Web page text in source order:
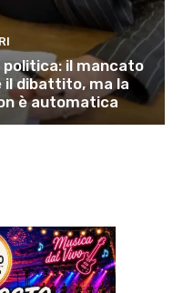
il mancato
il dibattito, ma la
è automatica